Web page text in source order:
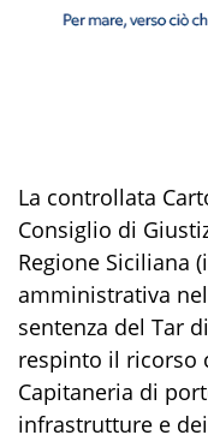
La controllata
Consiglio di
Regione Siciliana
amministrativa
sentenza del Tar
respinto il ricorso
Capitaneria di
infrastrutture e